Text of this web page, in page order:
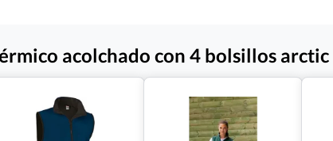
acolchado con 4 bolsillos